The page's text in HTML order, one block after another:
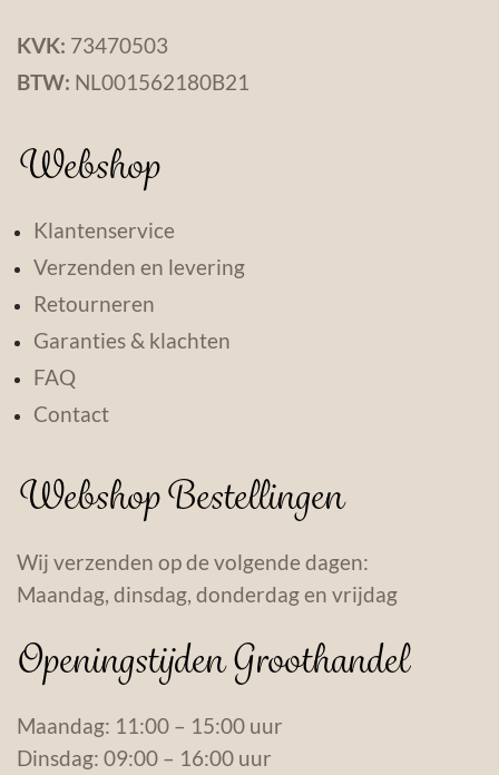
KVK: 73470503
BTW: NL001562180B21
Webshop
Klantenservice
Verzenden en levering
Retourneren
Garanties & klachten
FAQ
Contact
Webshop Bestellingen
Wij verzenden op de volgende dagen:
Maandag, dinsdag, donderdag en vrijdag
Openingstijden Groothandel
Maandag: 11:00 – 15:00 uur
Dinsdag: 09:00 – 16:00 uur